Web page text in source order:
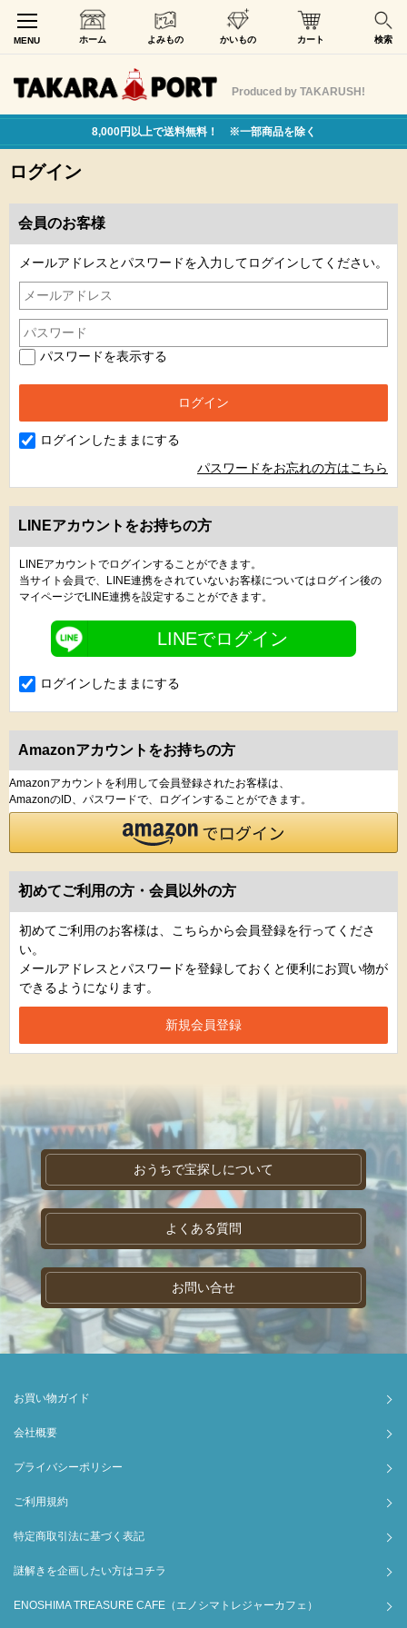
MENU ホーム よみもの かいもの カート 検索
Produced by TAKARUSH!
8,000円以上で送料無料！ ※一部商品を除く
ログイン
会員のお客様
メールアドレスとパスワードを入力してログインしてください。
パスワードを表示する
ログインしたままにする
パスワードをお忘れの方はこちら
LINEアカウントをお持ちの方
LINEアカウントでログインすることができます。
当サイト会員で、LINE連携をされていないお客様についてはログイン後の
マイページでLINE連携を設定することができます。
LINEでログイン
ログインしたままにする
Amazonアカウントをお持ちの方
Amazonアカウントを利用して会員登録されたお客様は、
AmazonのID、パスワードで、ログインすることができます。
初めてご利用の方・会員以外の方
初めてご利用のお客様は、こちらから会員登録を行ってくださ
い。
メールアドレスとパスワードを登録しておくと便利にお買い物が
できるようになります。
おうちで宝探しについて
よくある質問
お問い合せ
お買い物ガイド
会社概要
プライバシーポリシー
ご利用規約
特定商取引法に基づく表記
謎解きを企画したい方はコチラ
ENOSHIMA TREASURE CAFE（エノシマトレジャーカフェ）